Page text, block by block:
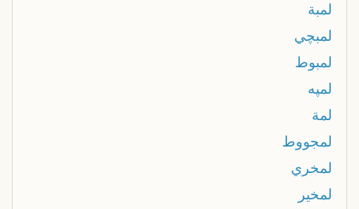
لمبة
لمبچي
لمبوط
لمپه
لمة
لمجووط
لمخري
لمخير